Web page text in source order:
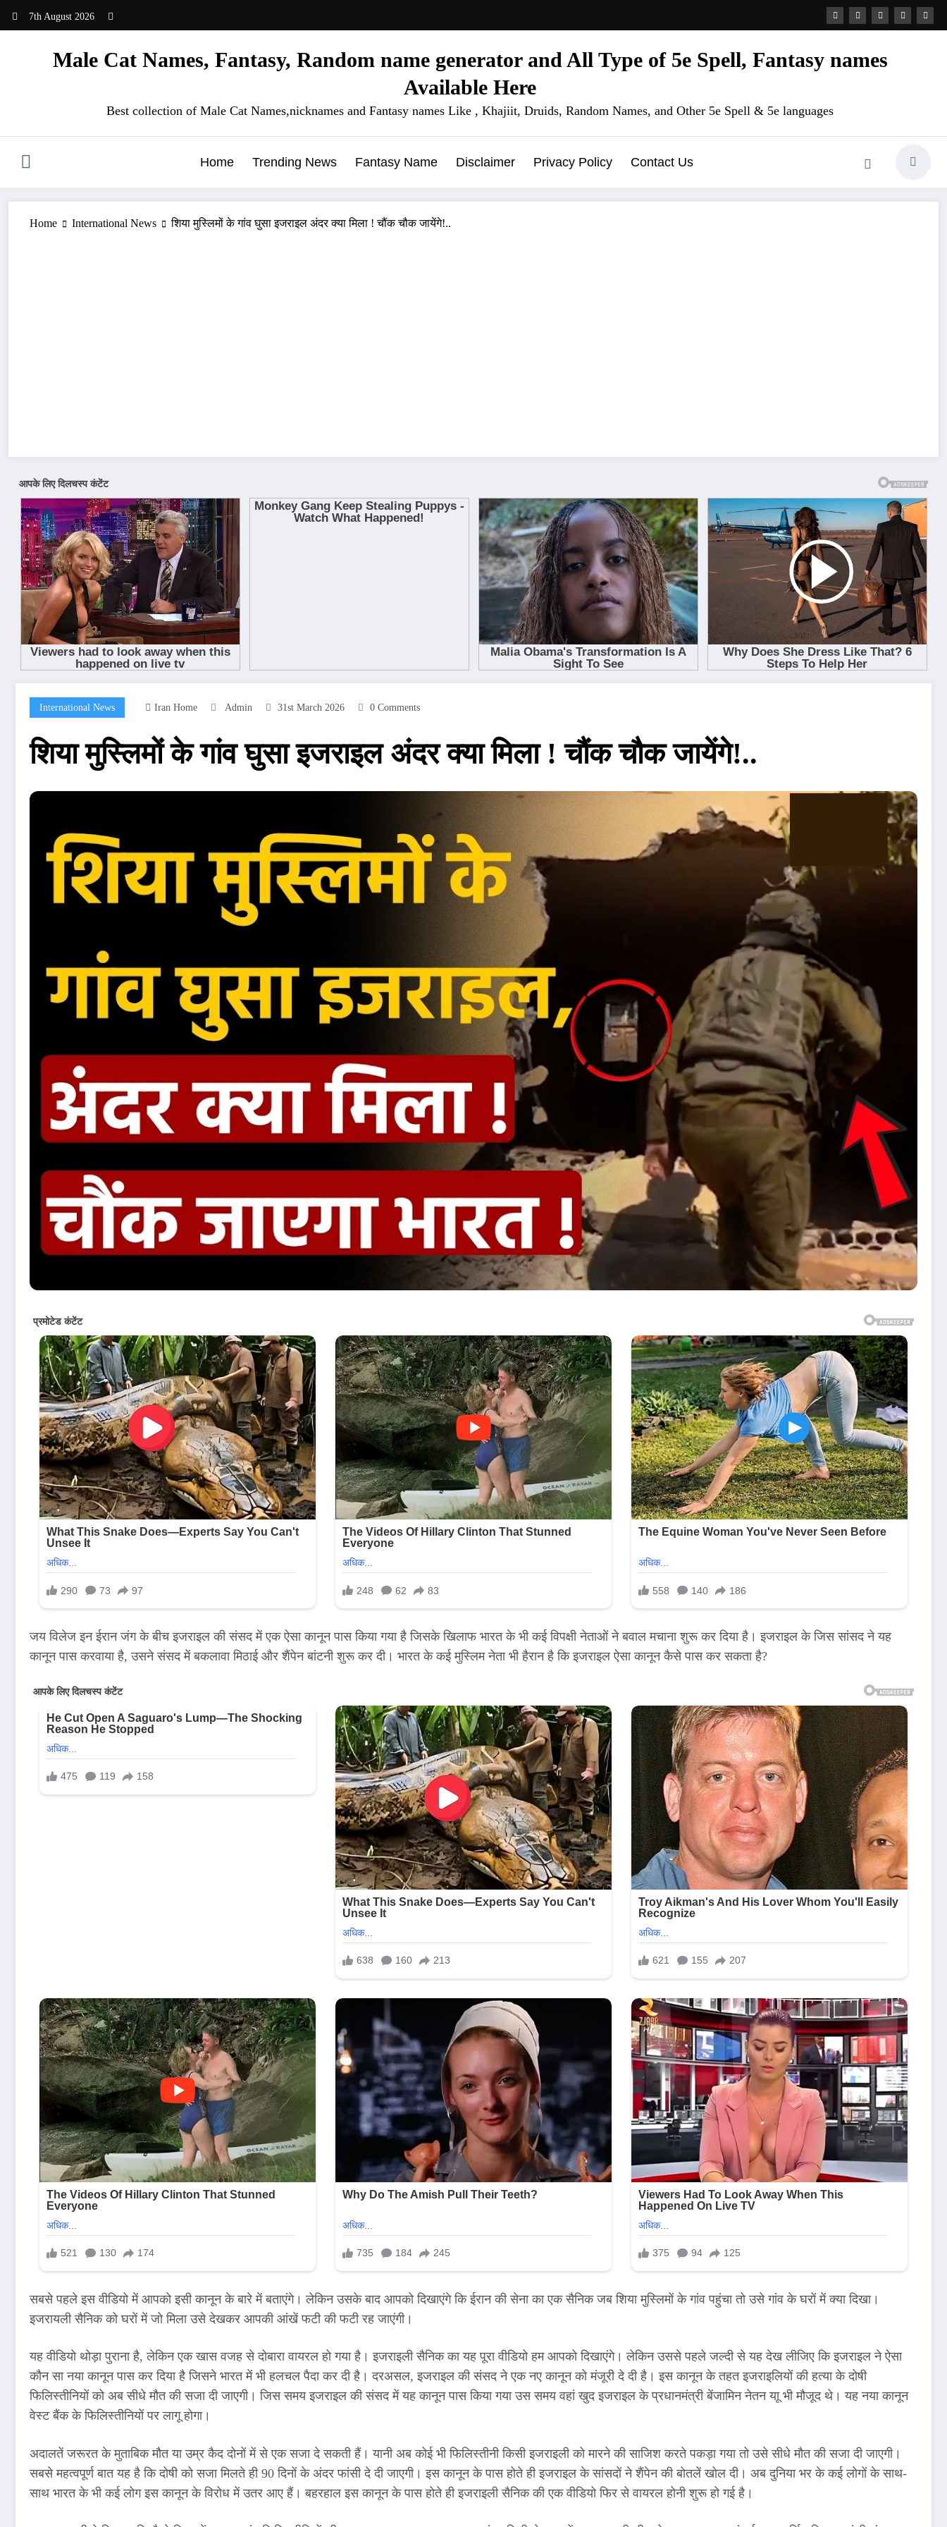
7th August 2026
Male Cat Names, Fantasy, Random name generator and All Type of 5e Spell, Fantasy names
Available Here
Best collection of Male Cat Names,nicknames and Fantasy names Like , Khajiit, Druids, Random Names, and Other 5e Spell & 5e languages
Home Trending News Fantasy Name Disclaimer Privacy Policy Contact Us
Home International News शिया मुस्लिमों के गांव घुसा इजराइल अंदर क्या मिला ! चौंक चौक जायेंगे!..
International News Iran Home Admin 31st March 2026 0 Comments
शिया मुस्लिमों के गांव घुसा इजराइल अंदर क्या मिला ! चौंक चौक जायेंगे!..
जय विलेज इन ईरान जंग के बीच इजराइल की संसद में एक ऐसा कानून पास किया गया है जिसके खिलाफ भारत के भी कई विपक्षी नेताओं ने बवाल मचाना शुरू कर दिया है। इजराइल के जिस सांसद ने यह
कानून पास करवाया है, उसने संसद में बकलावा मिठाई और शैंपेन बांटनी शुरू कर दी। भारत के कई मुस्लिम नेता भी हैरान है कि इजराइल ऐसा कानून कैसे पास कर सकता है?
सबसे पहले इस वीडियो में आपको इसी कानून के बारे में बताएंगे। लेकिन उसके बाद आपको दिखाएंगे कि ईरान की सेना का एक सैनिक जब शिया मुस्लिमों के गांव पहुंचा तो उसे गांव के घरों में क्या दिखा।
इजरायली सैनिक को घरों में जो मिला उसे देखकर आपकी आंखें फटी की फटी रह जाएंगी।
यह वीडियो थोड़ा पुराना है, लेकिन एक खास वजह से दोबारा वायरल हो गया है। इजराइली सैनिक का यह पूरा वीडियो हम आपको दिखाएंगे। लेकिन उससे पहले जल्दी से यह देख लीजिए कि इजराइल ने ऐसा
कौन सा नया कानून पास कर दिया है जिसने भारत में भी हलचल पैदा कर दी है। दरअसल, इजराइल की संसद ने एक नए कानून को मंजूरी दे दी है। इस कानून के तहत इजराइलियों की हत्या के दोषी
फिलिस्तीनियों को अब सीधे मौत की सजा दी जाएगी। जिस समय इजराइल की संसद में यह कानून पास किया गया उस समय वहां खुद इजराइल के प्रधानमंत्री बेंजामिन नेतन याू भी मौजूद थे। यह नया कानून
वेस्ट बैंक के फिलिस्तीनियों पर लागू होगा।
अदालतें जरूरत के मुताबिक मौत या उम्र कैद दोनों में से एक सजा दे सकती हैं। यानी अब कोई भी फिलिस्तीनी किसी इजराइली को मारने की साजिश करते पकड़ा गया तो उसे सीधे मौत की सजा दी जाएगी।
सबसे महत्वपूर्ण बात यह है कि दोषी को सजा मिलते ही 90 दिनों के अंदर फांसी दे दी जाएगी। इस कानून के पास होते ही इजराइल के सांसदों ने शैंपेन की बोतलें खोल दी। अब दुनिया भर के कई लोगों के साथ-
साथ भारत के भी कई लोग इस कानून के विरोध में उतर आए हैं। बहरहाल इस कानून के पास होते ही इजराइली सैनिक की एक वीडियो फिर से वायरल होनी शुरू हो गई है।